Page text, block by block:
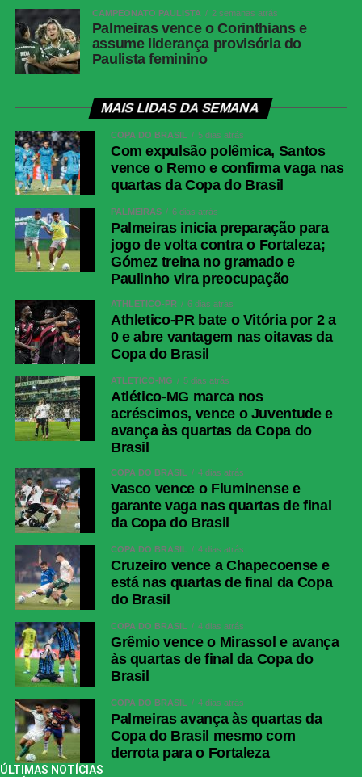
Kauan Toledo (Jordan Barrera/Lucas
Emanuel) e Arthur Cabral.Técnico: Franclim
Carvalho
Fluminense
(Hércules); Kevin Serna (Canobbio), Soteldo
(Luciano Acosta) e Rodrigo Castillo
(Hulk).Técnico: Luis Zubeldía
COMENTE ABAIXO:
WhatsApp
Facebook
Twitter
Messenger
LinkedIn
Share
CAMPEONATO PAULISTA 2 semanas atrás
Palmeiras vence o Corinthians e
assume liderança provisória do
Paulista feminino
MAIS LIDAS DA SEMANA
COPA DO BRASIL 5 dias atrás
Com expulsão polêmica, Santos
vence o Remo e confirma vaga nas
quartas da Copa do Brasil
PALMEIRAS 6 dias atrás
Palmeiras inicia preparação para
jogo de volta contra o Fortaleza;
Gómez treina no gramado e
Paulinho vira preocupação
ATHLETICO-PR 6 dias atrás
Athletico-PR bate o Vitória por 2 a
0 e abre vantagem nas oitavas da
Copa do Brasil
ATLÉTICO-MG 5 dias atrás
Atlético-MG marca nos
acréscimos, vence o Juventude e
avança às quartas da Copa do
Brasil
COPA DO BRASIL 4 dias atrás
Vasco vence o Fluminense e
garante vaga nas quartas de final
da Copa do Brasil
COPA DO BRASIL 4 dias atrás
Cruzeiro vence a Chapecoense e
está nas quartas de final da Copa
do Brasil
COPA DO BRASIL 4 dias atrás
Grêmio vence o Mirassol e avança
às quartas de final da Copa do
Brasil
COPA DO BRASIL 4 dias atrás
Palmeiras avança às quartas da
Copa do Brasil mesmo com
derrota para o Fortaleza
ÚLTIMAS NOTÍCIAS